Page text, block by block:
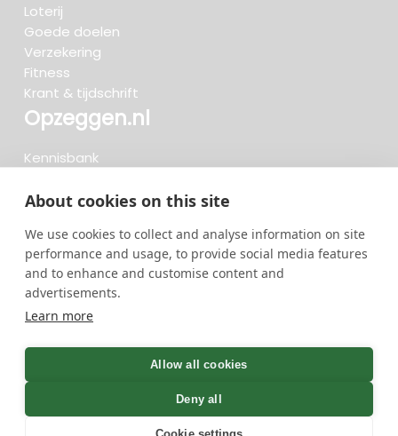
About cookies on this site
We use cookies to collect and analyse information on site
performance and usage, to provide social media features
and to enhance and customise content and
advertisements.
Learn more
Allow all cookies
Deny all
Cookie settings
VERAforum close
Maak kennis met onze
Loterij
Goede doelen
Verzekering
Fitness
Krant & tijdschrift
Opzeggen.nl
Kennisbank
Beoordelingen
Meteen opzeggen
736 opzeggingen afgelopen 30 dagen - 3.666.127
opzeggingen in totaal